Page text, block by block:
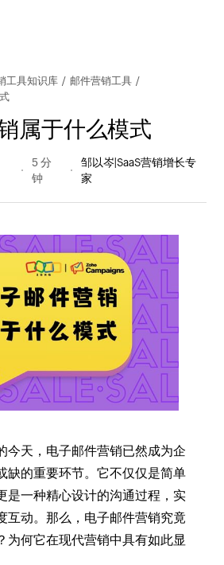
工具知识库 / 邮件营销工具 /
属于什么模式
5 分
钟
邹以岑|SaaS营销增长专
家
今天，电子邮件营销已然成为企
缺的重要环节。它不仅仅是简单
是一种精心设计的沟通过程，实
互动。那么，电子邮件营销究竟
为何它在现代营销中具有如此显